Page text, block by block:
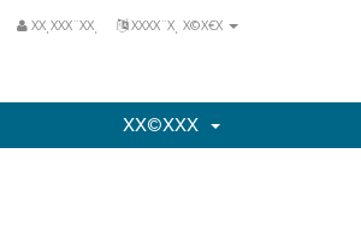
ΧΧΧΧ¨Χͺ Χ©Χ€Χ
ΧΧͺΧΧΧ¨ΧΧͺ
ΧΧ©ΧΧΧ